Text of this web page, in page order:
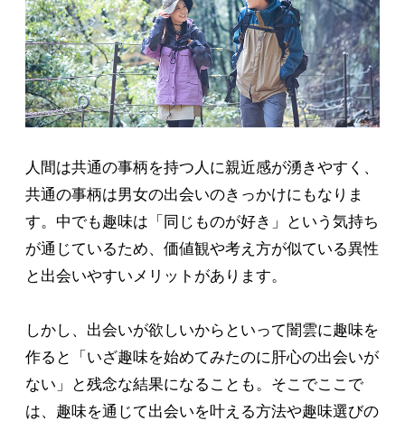
人間は共通の事柄を持つ人に親近感が湧きやすく、
共通の事柄は男女の出会いのきっかけにもなりま
す。中でも趣味は「同じものが好き」という気持ち
が通じているため、価値観や考え方が似ている異性
と出会いやすいメリットがあります。
しかし、出会いが欲しいからといって闇雲に趣味を
作ると「いざ趣味を始めてみたのに肝心の出会いが
ない」と残念な結果になることも。そこでここで
は、趣味を通じて出会いを叶える方法や趣味選びの